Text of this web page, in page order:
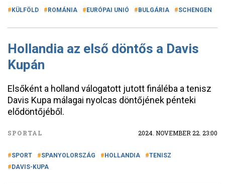
KÜLFÖLD ROMÁNIA EURÓPAI UNIÓ BULGÁRIA SCHENGEN
Hollandia az első döntős a Davis
Kupán
Elsőként a holland válogatott jutott fináléba a tenisz
Davis Kupa málagai nyolcas döntőjének pénteki
elődöntőjéből.
SPORTAL 2024. NOVEMBER 22. 23:00
SPORT SPANYOLORSZÁG HOLLANDIA
TENISZ
DAVIS-KUPA